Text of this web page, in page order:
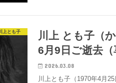
川上とも子
川上 とも子（
6月9日ご逝去（
2026.03.08
川上とも子（1970年4月